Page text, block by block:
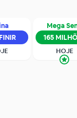
Mega
165
HOJE